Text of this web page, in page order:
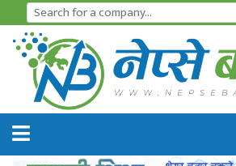
समाचार
अर्थतन्त्र